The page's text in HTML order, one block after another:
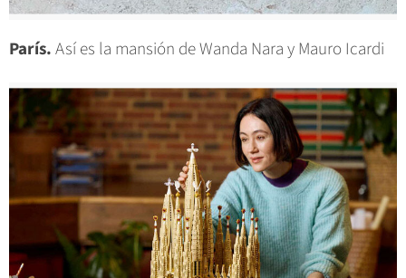
París.Así es la mansión de Wanda Nara y Mauro Icardi